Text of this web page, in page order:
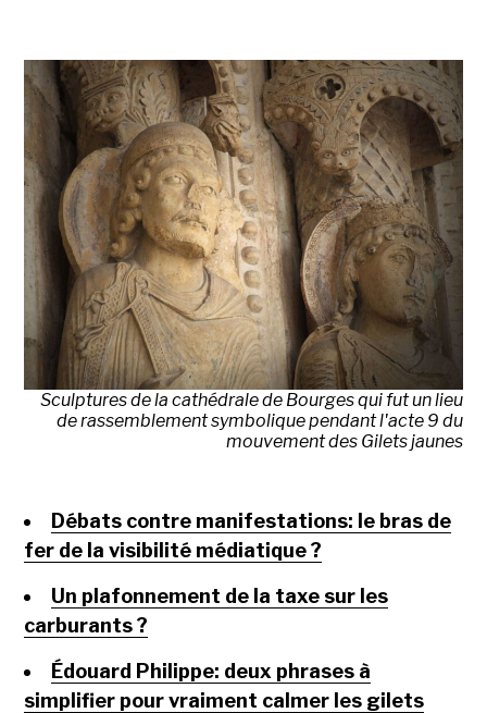
Sculptures de la cathédrale de Bourges qui fut un lieu
de rassemblement symbolique pendant l'acte 9 du
mouvement des Gilets jaunes
Débats contre manifestations: le bras de
fer de la visibilité médiatique ?
Un plafonnement de la taxe sur les
carburants ?
Édouard Philippe: deux phrases à
simplifier pour vraiment calmer les gilets